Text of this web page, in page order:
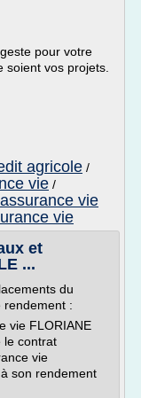
pour votre
soient vos projets.
agricole /
vie /
assurance vie
vie
et
...
du
rendement :
vie FLORIANE
le contrat
vie
son rendement